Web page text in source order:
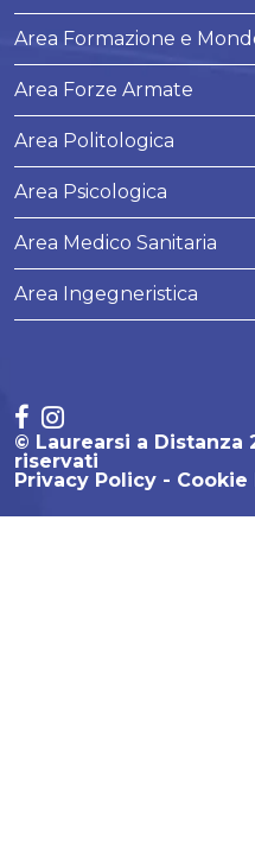
Area Formazione e
Area Forze Armate
Area Politologica
Area Psicologica
Area Medico Sanitaria
Area Ingegneristica
© Laurearsi a
riservati
Privacy Policy
Cookie